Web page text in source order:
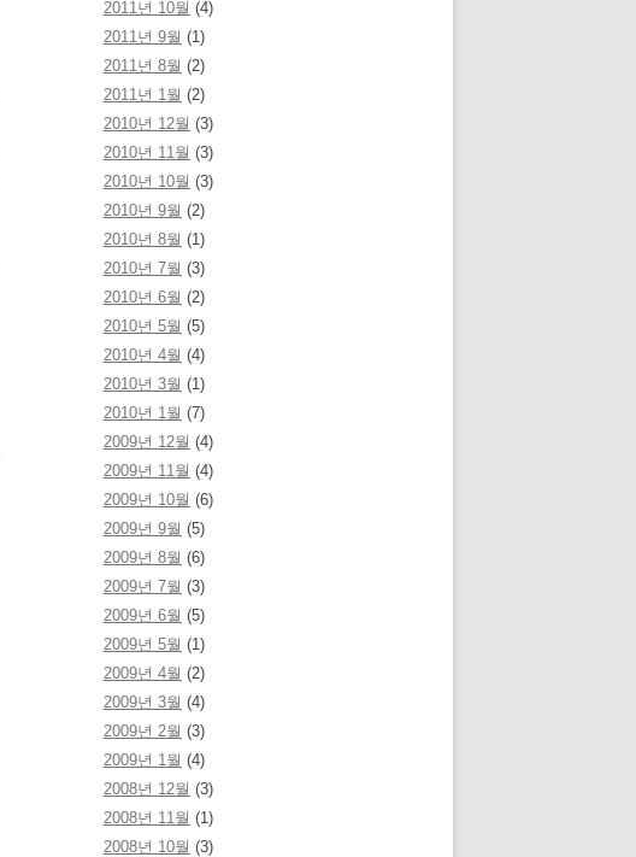
2011년 10월 (4)
2011년 9월 (1)
2011년 8월 (2)
2011년 1월 (2)
2010년 12월 (3)
2010년 11월 (3)
2010년 10월 (3)
2010년 9월 (2)
2010년 8월 (1)
2010년 7월 (3)
2010년 6월 (2)
2010년 5월 (5)
2010년 4월 (4)
2010년 3월 (1)
2010년 1월 (7)
2009년 12월 (4)
2009년 11월 (4)
2009년 10월 (6)
2009년 9월 (5)
2009년 8월 (6)
2009년 7월 (3)
2009년 6월 (5)
2009년 5월 (1)
2009년 4월 (2)
2009년 3월 (4)
2009년 2월 (3)
2009년 1월 (4)
2008년 12월 (3)
2008년 11월 (1)
2008년 10월 (3)